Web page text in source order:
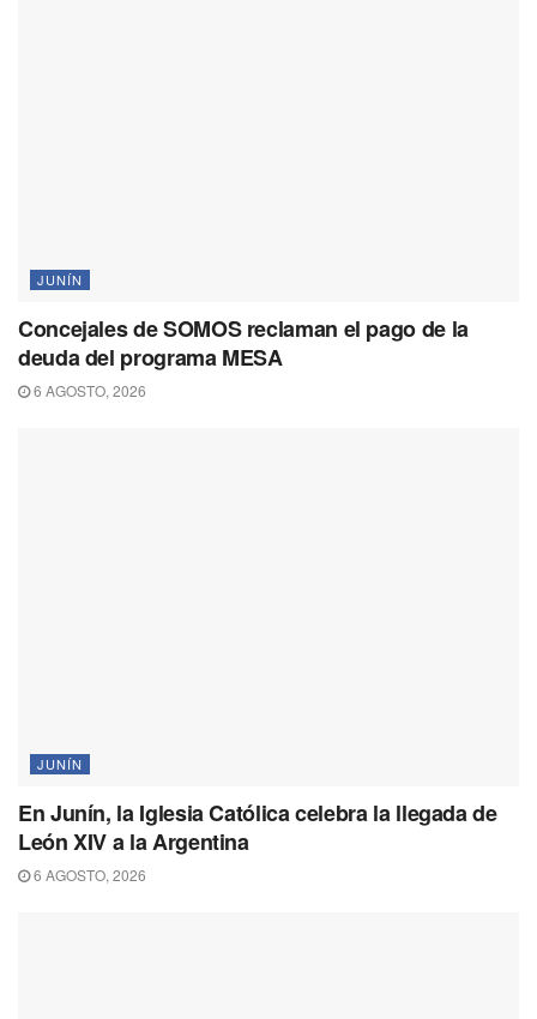
JUNÍN
Concejales de SOMOS reclaman el pago de la
deuda del programa MESA
6 AGOSTO, 2026
JUNÍN
En Junín, la Iglesia Católica celebra la llegada de
León XIV a la Argentina
6 AGOSTO, 2026